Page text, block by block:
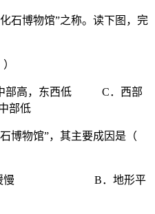
石博物馆”之称。读下图，完
部高，东西低 C．西部
部低
博物馆”，其主要成因是（
进化缓慢 B．地形平